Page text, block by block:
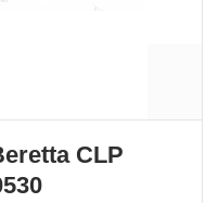
CLP